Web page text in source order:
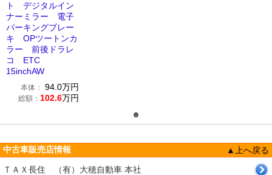
ト デジタルイン
ナーミラー 電子
パーキングブレー
キ OPツートンカ
ラー 前後ドラレ
コ ETC
15inchAW
本体： 94.0万円
総額： 102.6万円
中古車販売店情報
▲上へ戻る
ＴＡＸ長住 （有）大穂自動車 本社